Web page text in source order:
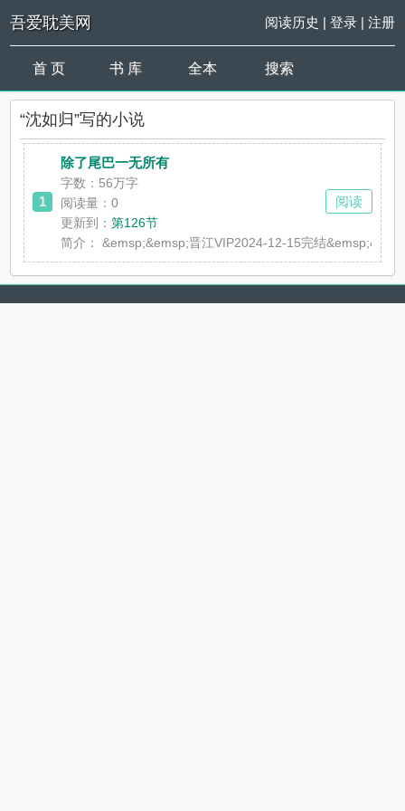
吾爱耽美网 阅读历史 | 登录| 注册
首 页 书 库 全本 搜索
“沈如归”写的小说
1
除了尾巴一无所有
字数：56万字
阅读量：0
更新到：第126节
简介：
&emsp;&emsp;晋江VIP2024-12-15完结
阅读